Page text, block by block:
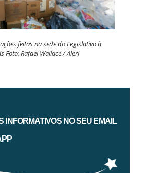
feitas na sede do Legislativo à
Foto: Rafael Wallace / Alerj
INFORMATIVOS NO SEU EMAIL